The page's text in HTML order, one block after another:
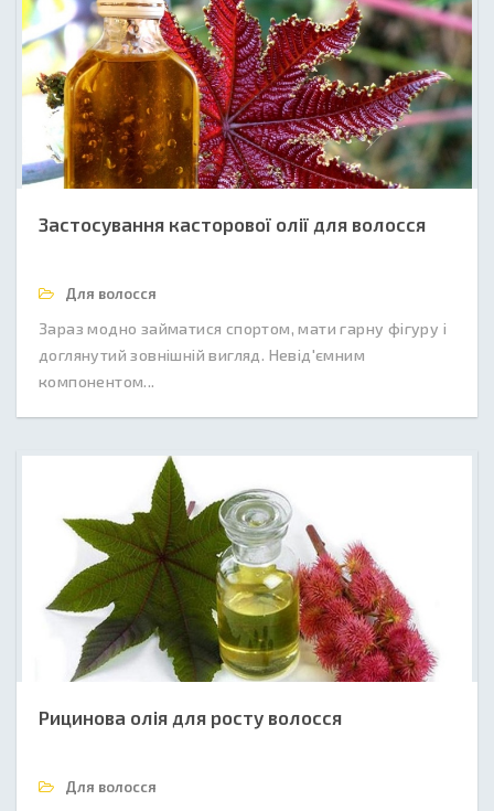
Застосування касторової олії для волосся
Для волосся
Зараз модно займатися спортом, мати гарну фігуру і
доглянутий зовнішній вигляд. Невід'ємним
компонентом...
Рицинова олія для росту волосся
Для волосся